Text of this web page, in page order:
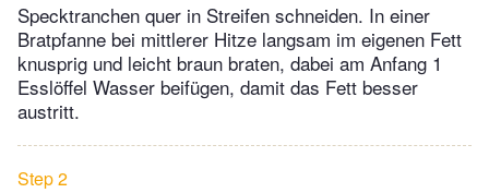
Specktranchen quer in Streifen schneiden. In einer
Bratpfanne bei mittlerer Hitze langsam im eigenen Fett
knusprig und leicht braun braten, dabei am Anfang 1
Esslöffel Wasser beifügen, damit das Fett besser
austritt.
Step 2